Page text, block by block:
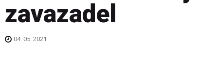
zavazadel
04. 05. 2021